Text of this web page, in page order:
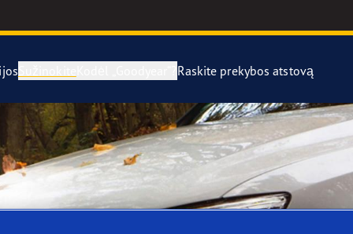
keitimas ir montavimas
padangos
energija varomų transporto priemonių ateitį
F1 Supersport“ asortimentą
UltraGrip
UltraGrip Ice
Raskite prekybos atstovą